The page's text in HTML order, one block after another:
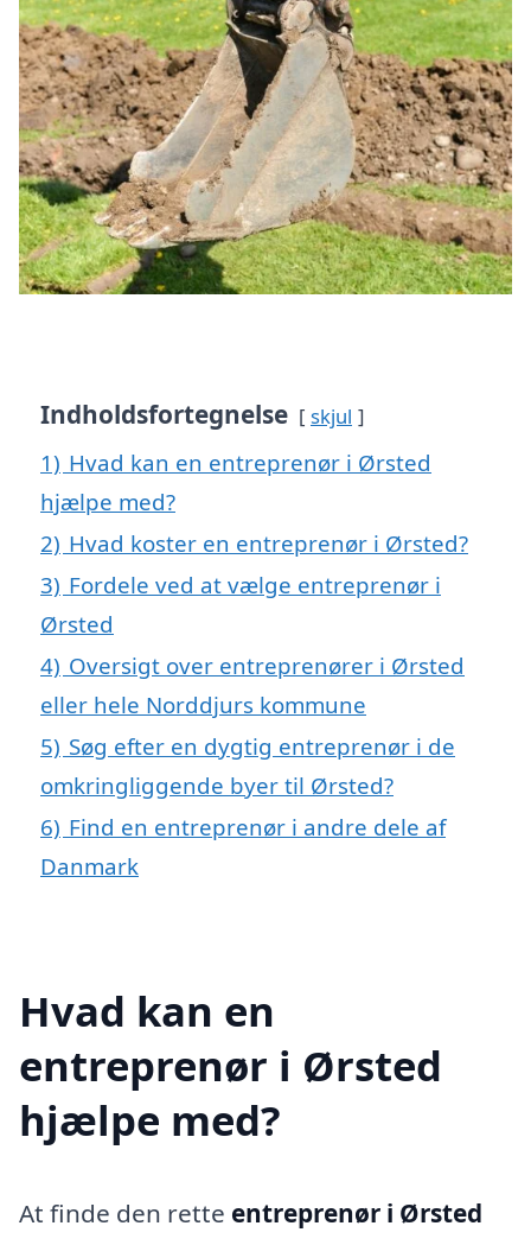
Indholdsfortegnelse skjul
1) Hvad kan en entreprenør i Ørsted
hjælpe med?
2) Hvad koster en entreprenør i Ørsted?
3) Fordele ved at vælge entreprenør i
Ørsted
4) Oversigt over entreprenører i Ørsted
eller hele Norddjurs kommune
5) Søg efter en dygtig entreprenør i de
omkringliggende byer til Ørsted?
6) Find en entreprenør i andre dele af
Danmark
Hvad kan en
entreprenør i Ørsted
hjælpe med?
At finde den rette entreprenør i Ørsted